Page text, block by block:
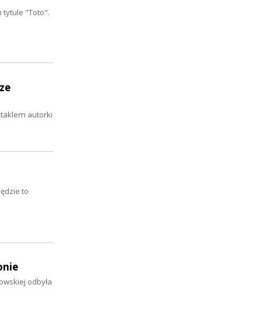
tytule "Toto".
autorki
to
odbyła